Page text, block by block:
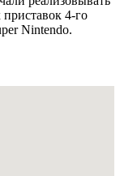
4-го
Nintendo.